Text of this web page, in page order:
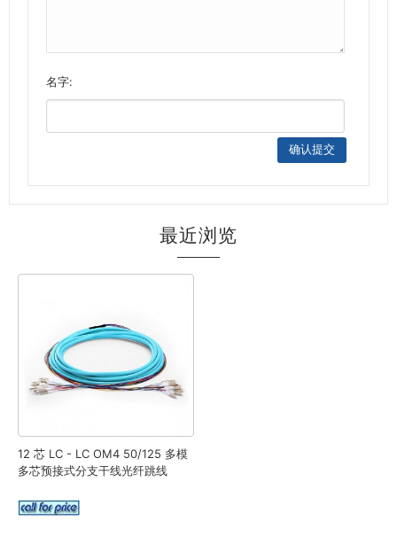
名字:
最近浏览
12 芯 LC - LC OM4 50/125 多模
多芯预接式分支干线光纤跳线